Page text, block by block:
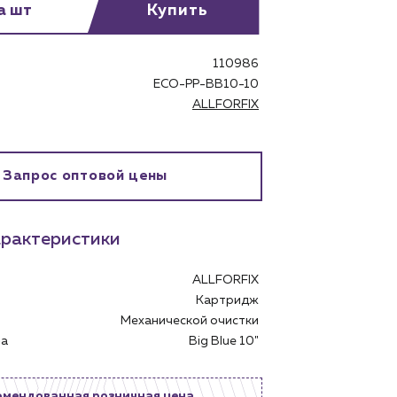
шт Купить
110986
ECO-PP-BB10-10
ALLFORFIX
Запрос оптовой цены
ALLFORFIX
Картридж
Механической очистки
Big Blue 10"